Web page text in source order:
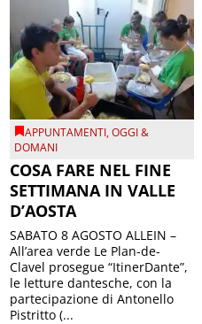
APPUNTAMENTI,OGGI &
DOMANI
COSA FARE NEL FINE
SETTIMANA IN VALLE
D’AOSTA
SABATO 8 AGOSTO ALLEIN –
All’area verde Le Plan-de-
Clavel prosegue “ItinerDante”,
le letture dantesche, con la
partecipazione di Antonello
Pistritto (...